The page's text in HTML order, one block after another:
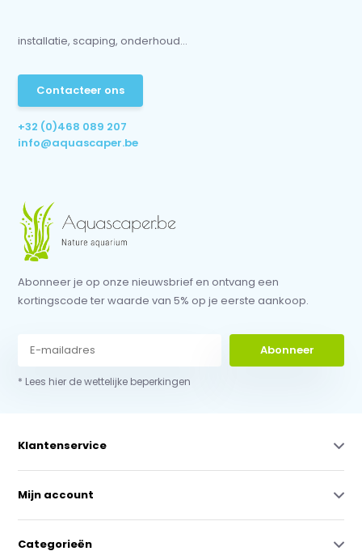
installatie, scaping, onderhoud...
Contacteer ons
+32 (0)468 089 207
info@aquascaper.be
Abonneer je op onze nieuwsbrief en ontvang een
kortingscode ter waarde van 5% op je eerste aankoop.
Abonneer
* Lees hier de wettelijke beperkingen
Klantenservice
Mijn account
Categorieën